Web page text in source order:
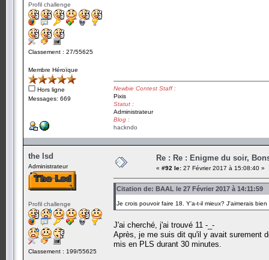
Profil challenge
Classement : 27/55625
Membre Héroïque
Hors ligne
Messages: 669
Newbie Contest Staff :
Pixis
Statut :
Administrateur
Blog :
hackndo
the lsd
Administrateur
Profil challenge
Classement : 199/55625
Re : Re : Enigme du soir,
« #92 le: 27 Février 2017 à 15:08:40 »
Citation de: BAAL le 27 Février 2017 à 14:11:59
Je crois pouvoir faire 18. Y'a-t-il mieux? J'aimerais
J'ai cherché, j'ai trouvé 11 -_-
Après, je me suis dit qu'il y avait surement
mis en PLS durant 30 minutes.